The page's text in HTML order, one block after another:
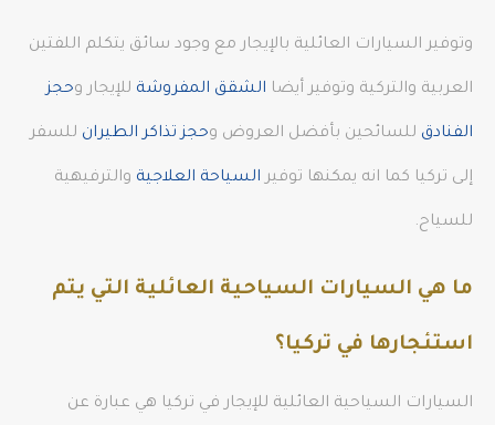
وتوفير السيارات العائلية بالإيجار مع وجود سائق يتكلم اللفتين
العربية والتركية وتوفير أيضا الشقق المفروشة للإيجار وحجز
الفنادق للسائحين بأفضل العروض وحجز تذاكر الطيران للسفر
إلى تركيا كما انه يمكنها توفير السياحة العلاجية والترفيهية
للسياح.
ما هي السيارات السياحية العائلية التي يتم
استئجارها في تركيا؟
السيارات السياحية العائلية للإيجار في تركيا هي عبارة عن